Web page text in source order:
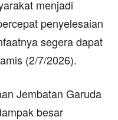
menjadi
penyelesaian
segera dapat
(2/7/2026).
Jembatan Garuda
besar